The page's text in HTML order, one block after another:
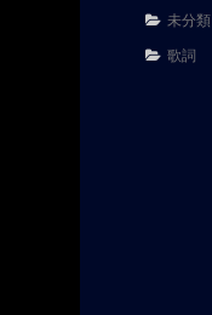
未分類
歌詞